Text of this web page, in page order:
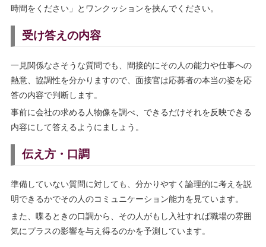
時間をください」とワンクッションを挟んでください。
受け答えの内容
一見関係なさそうな質問でも、間接的にその人の能力や仕事への
熱意、協調性を分かりますので、面接官は応募者の本当の姿を応
答の内容で判断します。
事前に会社の求める人物像を調べ、できるだけそれを反映できる
内容にして答えるようにましょう。
伝え方・口調
準備していない質問に対しても、分かりやすく論理的に考えを説
明できるかでその人のコミュニケーション能力を見ています。
また、喋るときの口調から、その人がもし入社すれば職場の雰囲
気にプラスの影響を与え得るのかを予測しています。